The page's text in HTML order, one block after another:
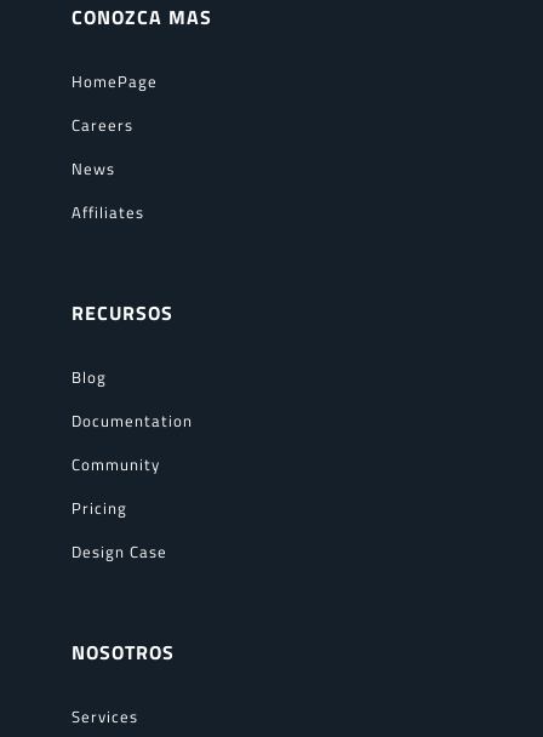
CONOZCA MAS
HomePage
Careers
News
Affiliates
RECURSOS
Blog
Documentation
Community
Pricing
Design Case
NOSOTROS
Services